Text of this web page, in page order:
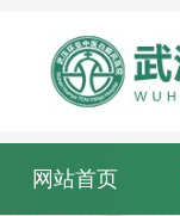
网站首页